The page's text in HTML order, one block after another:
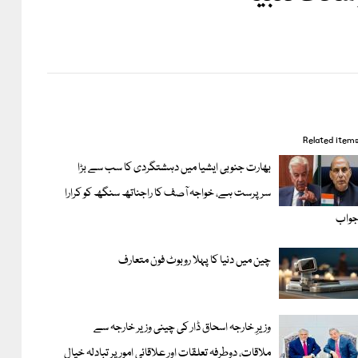
Related items
بھارت جنوبی ایشیا میں دہشتگردی کا سب سے بڑا
سرپرست ہے، خواجہ آصف کا راجناتھ سنگھ کو کرارا
جواب
چین میں دنیا کا پہلا روبوٹ فون متعارف
وزیرِ خارجہ اسحاق ڈار کی چینی وزیر خارجہ سے
ملاقات، دوطرفہ تعلقات اور علاقائی امور پر تبادلہ خیال